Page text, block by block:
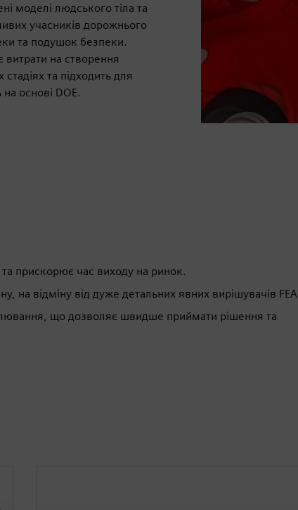
моделі людського тіла та
учасників дорожнього
та подушок безпеки.
на створення
та підходить для
основі DOE.
прискорює час виходу на ринок.
на відміну від дуже детальних явних вирішувачів FEA
що дозволяє швидше приймати рішення та